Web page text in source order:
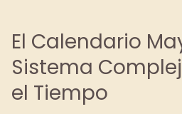
El Calendario
Sistema
el Tiempo